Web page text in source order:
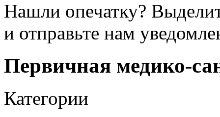
Нашли опечатку?
и отправьте нам
Первичная медико-
Категории